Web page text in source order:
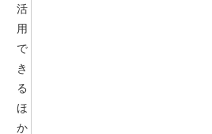
活
用
で
き
る
ほ
か